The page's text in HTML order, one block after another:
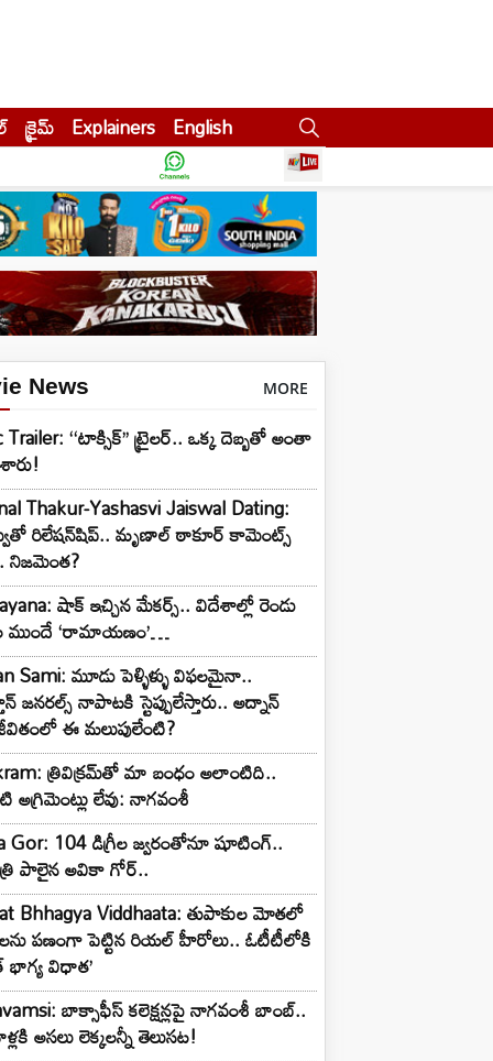
క్రైమ్ Explainers English
ఛార్జీలపై కేంద్రం కీలక
ఊరట..
News MORE
‘‘టాక్సిక్’’ ట్రైలర్.. ఒక్క దెబ్బతో అంతా
Thakur-Yashasvi Jaiswal Dating:
రిలేషన్‌షిప్.. మృణాల్ ఠాకూర్ కామెంట్స్
నిజమెంత?
షాక్ ఇచ్చిన మేకర్స్.. విదేశాల్లో రెండు
ముందే ‘రామాయణం’…
Sami: మూడు పెళ్ళిళ్ళు విఫలమైనా..
జనరల్స్ నాపాటకి స్టెప్పులేస్తారు.. అద్నాన్
ఈ మలుపులేంటి?
త్రివిక్రమ్‌తో మా బంధం అలాంటిది..
లేవు: నాగవంశీ
Gor: 104 డిగ్రీల జ్వరంతోనూ షూటింగ్..
పాలైన అవికా గోర్..
Bhhagya Viddhaata: తుపాకుల మోతలో
పణంగా పెట్టిన రియల్ హీరోలు.. ఓటీటీలోకి
భాగ్య విధాత’
బాక్సాఫీస్ కలెక్షన్లపై నాగవంశీ బాంబ్..
అసలు లెక్కలన్నీ తెలుసట!